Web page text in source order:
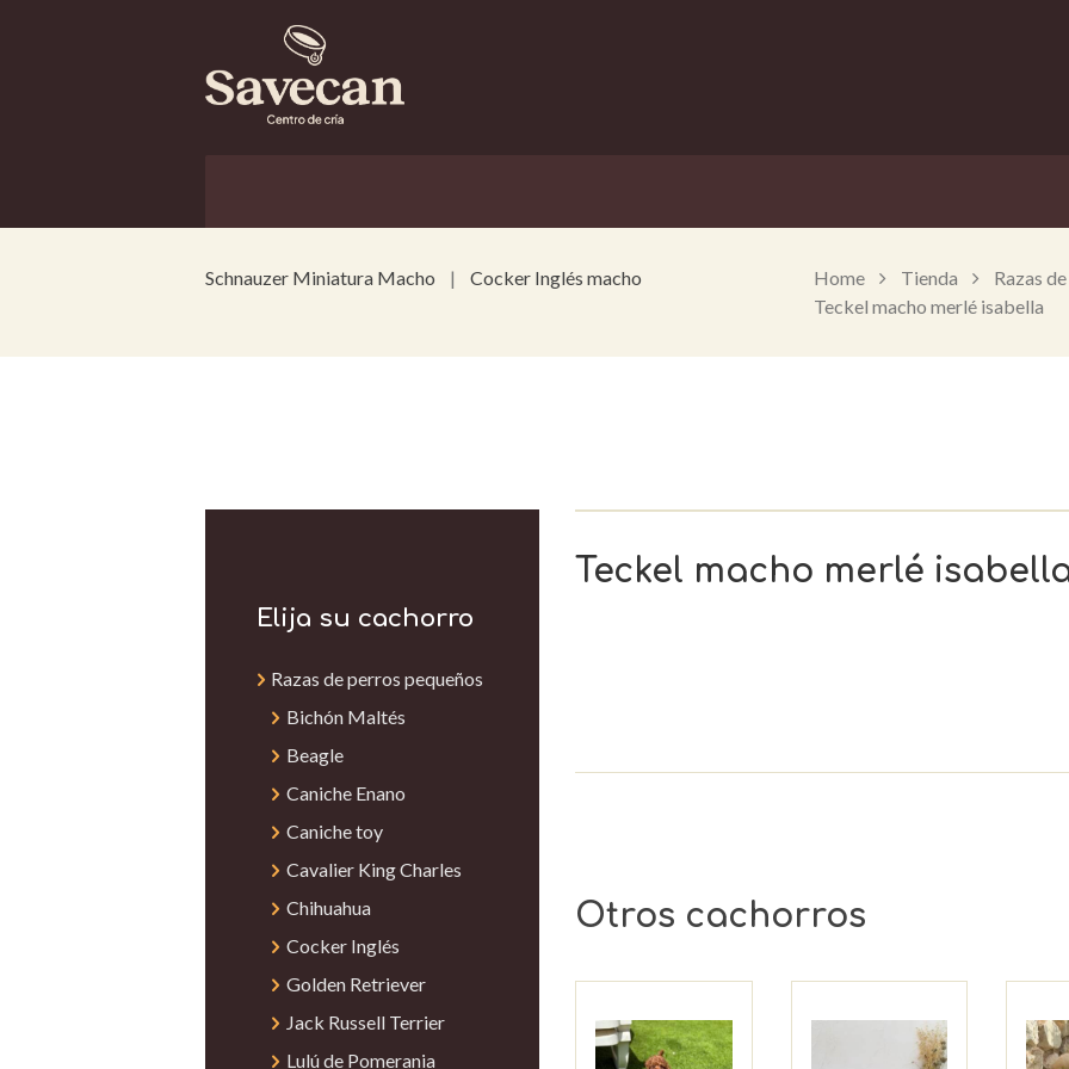
Schnauzer Miniatura Macho Cocker Inglés macho Home Tienda
Razas
Teckel macho merlé isabella
Teckel macho merlé
Otros cachorros
Elija su cachorro
Razas de perros pequeños
Bichón Maltés
Beagle
Caniche Enano
Caniche toy
Cavalier King Charles
Chihuahua
Cocker Inglés
Golden Retriever
Jack Russell Terrier
Lulú de Pomerania